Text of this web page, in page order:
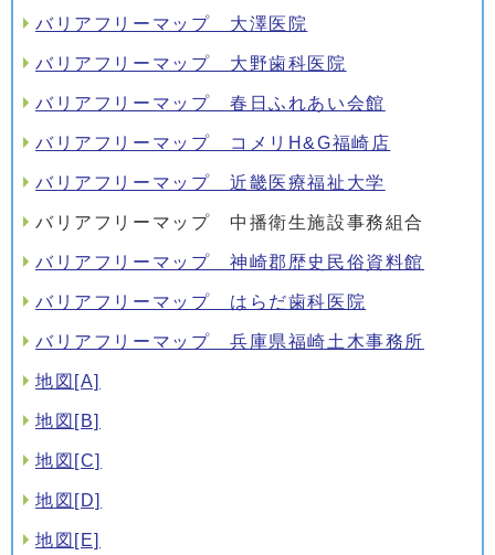
バリアフリーマップ 大澤医院
バリアフリーマップ 大野歯科医院
バリアフリーマップ 春日ふれあい会館
バリアフリーマップ コメリH&G福崎店
バリアフリーマップ 近畿医療福祉大学
バリアフリーマップ 中播衛生施設事務組合
バリアフリーマップ 神崎郡歴史民俗資料館
バリアフリーマップ はらだ歯科医院
バリアフリーマップ 兵庫県福崎土木事務所
地図[A]
地図[B]
地図[C]
地図[D]
地図[E]